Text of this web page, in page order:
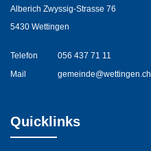
Alberich Zwyssig-Strasse 76
5430 Wettingen
Telefon
056 437 71 11
Mail
gemeinde@wettingen.ch
Quicklinks